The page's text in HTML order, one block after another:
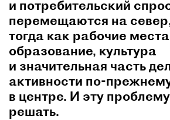
и потребительский
перемещаются на
тогда как рабочие
образование, культура
и значительная часть
активности
в центре. И эту
решать.